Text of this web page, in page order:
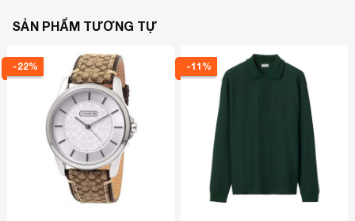
SẢN PHẨM TƯƠNG TỰ
-22% -11%